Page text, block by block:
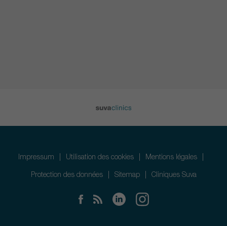
Impressum Utilisation des cookies Mentions légales
Protection des données Sitemap Cliniques Suva